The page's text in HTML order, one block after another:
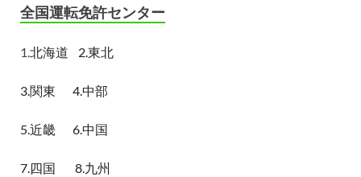
全国運転免許センター
1.北海道 2.東北
3.関東 4.中部
5.近畿 6.中国
7.四国 8.九州